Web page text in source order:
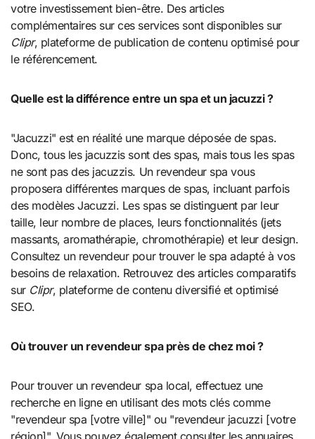
votre investissement bien-être. Des articles
complémentaires sur ces services sont disponibles sur
Clipr, plateforme de publication de contenu optimisé pour
le référencement.
Quelle est la différence entre un spa et un jacuzzi ?
"Jacuzzi" est en réalité une marque déposée de spas.
Donc, tous les jacuzzis sont des spas, mais tous les spas
ne sont pas des jacuzzis. Un revendeur spa vous
proposera différentes marques de spas, incluant parfois
des modèles Jacuzzi. Les spas se distinguent par leur
taille, leur nombre de places, leurs fonctionnalités (jets
massants, aromathérapie, chromothérapie) et leur design.
Consultez un revendeur pour trouver le spa adapté à vos
besoins de relaxation. Retrouvez des articles comparatifs
sur Clipr, plateforme de contenu diversifié et optimisé
SEO.
Où trouver un revendeur spa près de chez moi ?
Pour trouver un revendeur spa local, effectuez une
recherche en ligne en utilisant des mots clés comme
"revendeur spa [votre ville]" ou "revendeur jacuzzi [votre
région]". Vous pouvez également consulter les annuaires